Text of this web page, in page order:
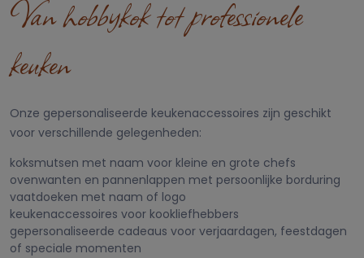
Van hobbykok tot professionele
keuken
Onze gepersonaliseerde keukenaccessoires zijn geschikt
voor verschillende gelegenheden:
koksmutsen met naam voor kleine en grote chefs
ovenwanten en pannenlappen met persoonlijke borduring
vaatdoeken met naam of logo
keukenaccessoires voor kookliefhebbers
gepersonaliseerde cadeaus voor verjaardagen, feestdagen
of speciale momenten